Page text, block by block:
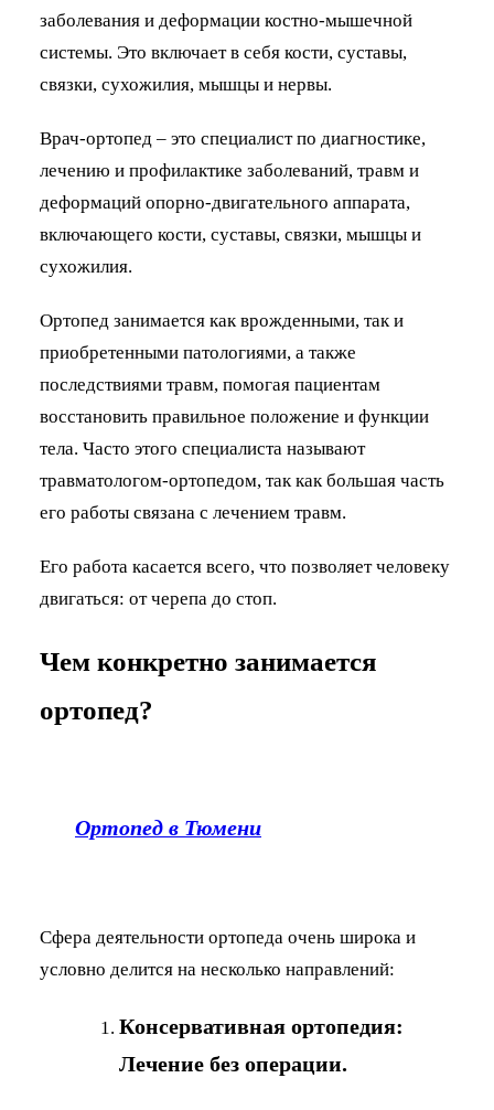
заболевания и деформации костно-мышечной
системы. Это включает в себя кости, суставы,
связки, сухожилия, мышцы и нервы.
Врач-ортопед – это специалист по диагностике,
лечению и профилактике заболеваний, травм и
деформаций опорно-двигательного аппарата,
включающего кости, суставы, связки, мышцы и
сухожилия.
Ортопед занимается как врожденными, так и
приобретенными патологиями, а также
последствиями травм, помогая пациентам
восстановить правильное положение и функции
тела. Часто этого специалиста называют
травматологом-ортопедом, так как большая часть
его работы связана с лечением травм.
Его работа касается всего, что позволяет человеку
двигаться: от черепа до стоп.
Чем конкретно занимается
ортопед?
Ортопед в Тюмени
Сфера деятельности ортопеда очень широка и
условно делится на несколько направлений:
Консервативная ортопедия:
Лечение без операции.